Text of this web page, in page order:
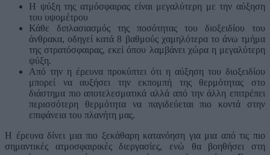
Η ψύξη της ατμόσφαιρας είναι μεγαλύτερη με την αύξηση
του υψομέτρου
Κάθε διπλασιασμός της ποσότητας του διοξειδίου του
άνθρακα, οδηγεί κατά 8 βαθμούς χαμηλότερα το άνω τμήμα
της στρατόσφαιρας, εκεί όπου λαμβάνει χώρα η μεγαλύτερη
ψύξη.
Από την η έρευνα προκύπτει ότι η αύξηση του διοξειδίου
μπορεί να αυξήσει την εκπομπή της θερμότητας στο
διάστημα πιο αποτελεσματικά αλλά από την άλλη επιτρέπει
περισσότερη θερμότητα να παγιδεύεται πιο κοντά στην
επιφάνεια του πλανήτη μας.
Η έρευνα δίνει μια πιο ξεκάθαρη κατανόηση για μια από τις πιο
σημαντικές ατμοσφαιρικές διεργασίες, ενώ θα βοηθήσει στη